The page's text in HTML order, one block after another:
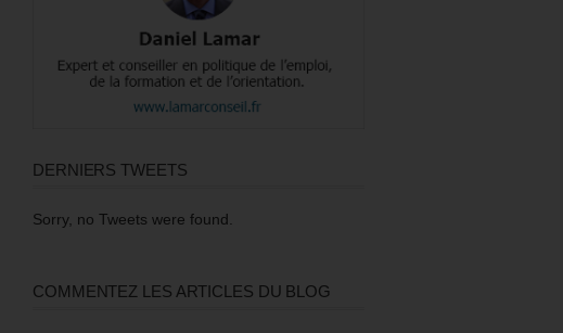
DERNIERS TWEETS
Sorry, no Tweets were found.
COMMENTEZ LES ARTICLES DU BLOG